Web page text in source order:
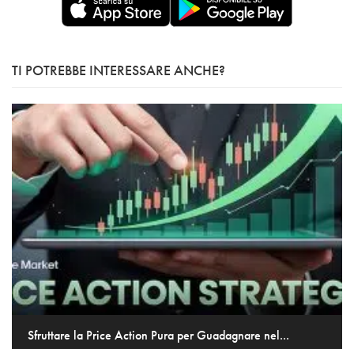
TI POTREBBE INTERESSARE ANCHE?
Sfruttare la Price Action Pura per Guadagnare nel...